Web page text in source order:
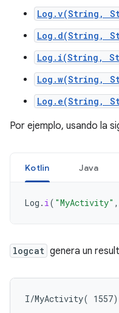
Log.v(String,
Log.d(String,
Log.i(String,
Log.w(String,
Log.e(String,
Por ejemplo, usando la
Kotlin Java
Log . i( "MyActivity" ,
logcat genera un